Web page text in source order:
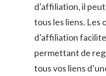
d’affiliation, il
tous les liens. Les
d’affiliation
‌permettant de
tous vos⁣ liens